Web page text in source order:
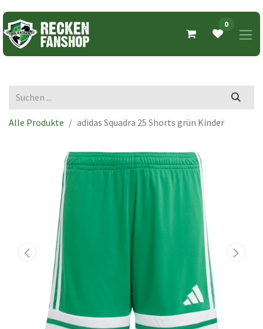
0
Alle Produkte adidas Squadra 25 Shorts grün Kinder